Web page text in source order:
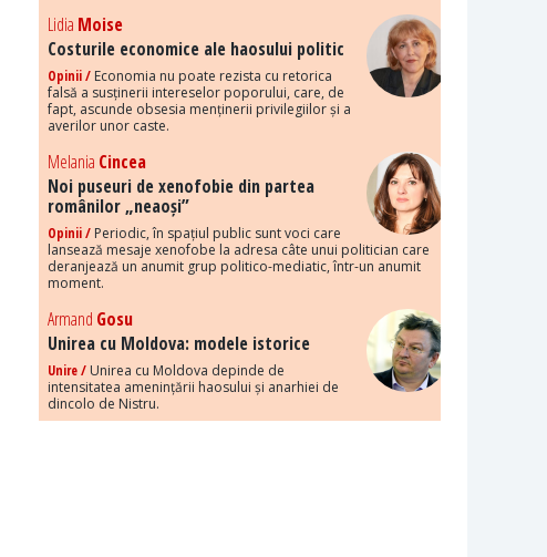
Lidia Moise
Costurile economice ale haosului politic
Opinii / Economia nu poate rezista cu retorica
falsă a susținerii intereselor poporului, care, de
fapt, ascunde obsesia menținerii privilegiilor și a
averilor unor caste.
Melania Cincea
Noi puseuri de xenofobie din partea
românilor „neaoși”
Opinii / Periodic, în spațiul public sunt voci care
lansează mesaje xenofobe la adresa câte unui politician care
deranjează un anumit grup politico-mediatic, într-un anumit
moment.
Armand Gosu
Unirea cu Moldova: modele istorice
Unire / Unirea cu Moldova depinde de
intensitatea amenințării haosului și anarhiei de
dincolo de Nistru.